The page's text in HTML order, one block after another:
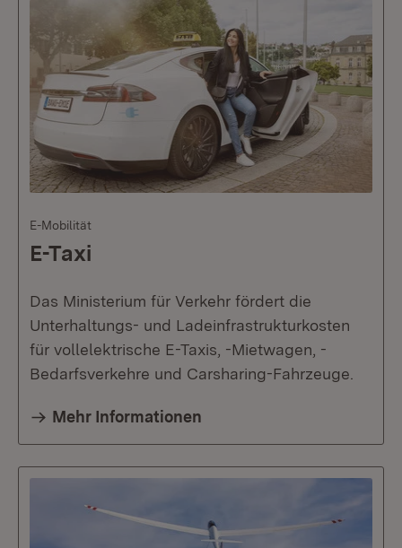
E-Mobilität
E-Taxi
Das Ministerium für Verkehr fördert die
Unterhaltungs- und Ladeinfrastrukturkosten
für vollelektrische E-Taxis, -Mietwagen, -
Bedarfsverkehre und Carsharing-Fahrzeuge.
Mehr Informationen